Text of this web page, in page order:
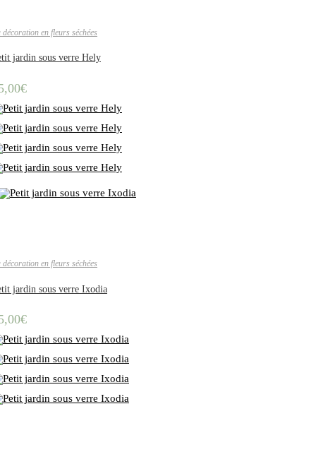
décoration en fleurs séchées
jardin sous verre Hely
€
décoration en fleurs séchées
jardin sous verre Ixodia
€